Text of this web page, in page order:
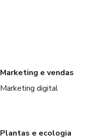
Marketing e vendas
Marketing digital
Plantas e ecologia